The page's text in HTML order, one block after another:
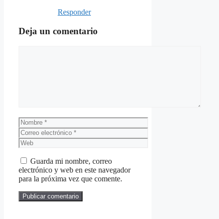
Responder
Deja un comentario
Nombre
Correo
electrónico
Web
Guarda mi nombre, correo
electrónico y web en este navegador
para la próxima vez que comente.